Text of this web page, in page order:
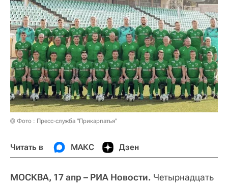
© Фото : Пресс-служба "Прикарпатья"
Читать в МАКС Дзен
МОСКВА, 17 апр – РИА Новости. Четырнадцать